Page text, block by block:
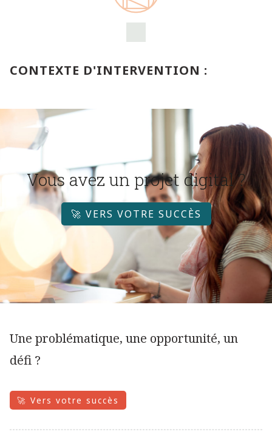
CONTEXTE D'INTERVENTION :
Vous avez un projet digital ?
🚀 VERS VOTRE SUCCÈS
Une problématique, une opportunité, un
défi ?
🚀 Vers votre succès